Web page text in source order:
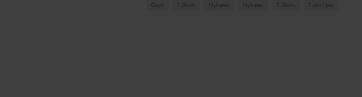
Gant T-Shirts Nyheter Nyheter T-Shirts T-shirt bas